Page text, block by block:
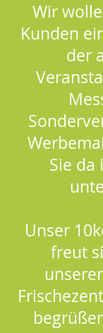
Wir
Kunden
der
Sie da
Unser
freut